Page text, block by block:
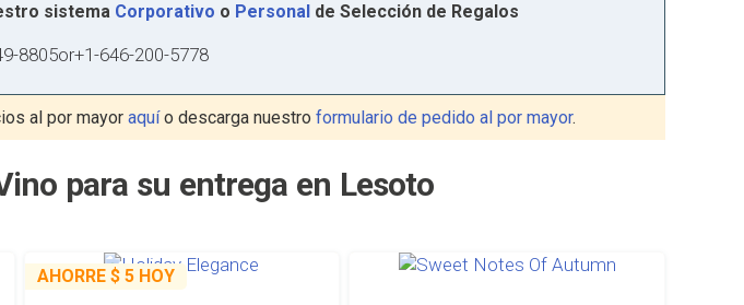
sistema Corporativo o Personal de Selección de Regalos
8805or+1-646-200-5778
al por mayor aquío descarga nuestro formulario de pedido al por mayor.
para su entrega en Lesoto
AHORRE $ 5HOY